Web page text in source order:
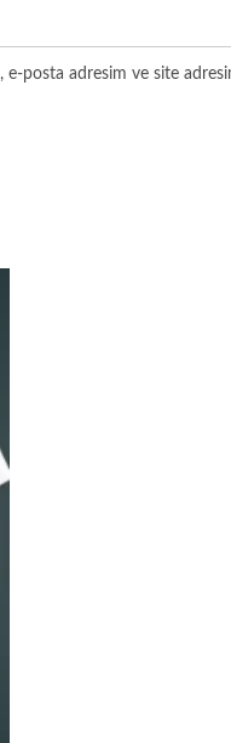
e-posta adresim ve site